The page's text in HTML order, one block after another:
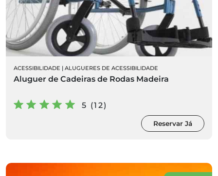
ACESSIBILIDADE | ALUGUERES DE ACESSIBILIDADE
Aluguer de Cadeiras de Rodas Madeira
5 (12)
Reservar Já